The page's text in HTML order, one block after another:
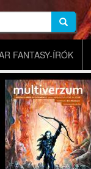
Keresés
FANTASY-ÍRÓK